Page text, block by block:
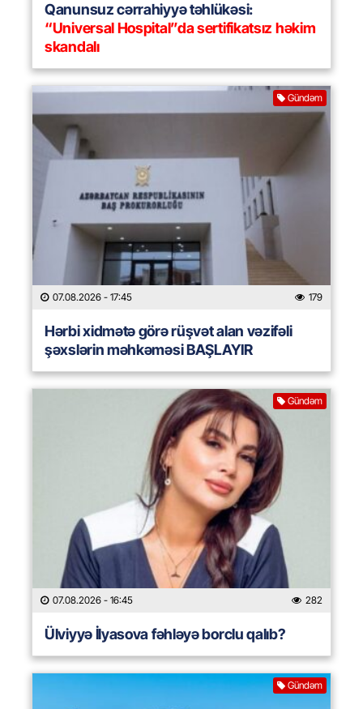
Qanunsuz cərrahiyyə təhlükəsi:
“Universal Hospital”da sertifikatsız həkim
skandalı
Gündəm
07.08.2026 - 17:45 179
Hərbi xidmətə görə rüşvət alan vəzifəli
şəxslərin məhkəməsi BAŞLAYIR
Gündəm
07.08.2026 - 16:45 282
Ülviyyə İlyasova fəhləyə borclu qalıb?
Gündəm